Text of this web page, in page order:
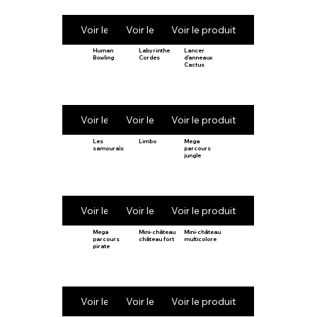
Voir le produitVoir le produitVoir le produit
Human
Bowling
Voir le produit
Labyrinthe
Cordes
Voir le produit
Lancer
d’anneaux
Cactus
Voir le produit
Les
samouraïs
Voir le produit
Limbo
Voir le produit
Mega
parcours
jungle
Voir le produit
Mega
parcours
pirate
Voir le produit
Mini-château
château fort
Voir le produit
Mini-château
multicolore
Voir le produit